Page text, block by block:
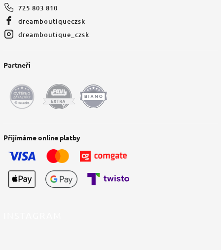
725 803 810
dreamboutiqueczsk
dreamboutique_czsk
Partneři
Přijímáme online platby